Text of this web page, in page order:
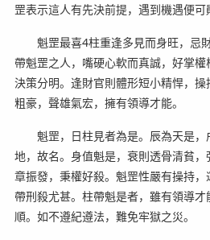
罡表示這人有先決前提，遇到機遇便可
魁罡最喜4柱重逢多見而身旺，忌
帶魁罡之人，嘴硬心軟而真誠，好掌權
決策分明。逢財官則體形短小精悍，
粗豪，聲雄氣宏，擁有領導才能。
魁罡，日柱見者為是。辰為天是，
地，故名。身值魁是，衰則透骨清貧
章振發，秉權好殺。魁罡性嚴有操持，
帶刑殺尤甚。柱帶魁是者，雖有領導
順。如不遵紀遵法，難免牢獄之災。